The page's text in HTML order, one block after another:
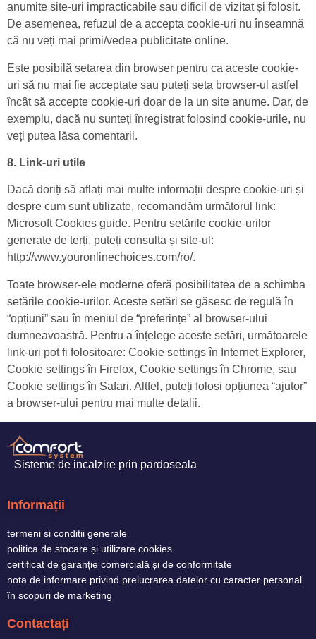
anumite site-uri impracticabile sau dificil de vizitat și folosit.
De asemenea, refuzul de a accepta cookie-uri nu înseamnă
că nu veți mai primi/vedea publicitate online.
Este posibilă setarea din browser pentru ca aceste cookie-
uri să nu mai fie acceptate sau puteți seta browser-ul astfel
încât să accepte cookie-uri doar de la un site anume. Dar, de
exemplu, dacă nu sunteți înregistrat folosind cookie-urile, nu
veți putea lăsa comentarii.
8. Link-uri utile
Dacă doriți să aflați mai multe informații despre cookie-uri și
despre cum sunt utilizate, recomandăm următorul link:
Microsoft Cookies guide. Pentru setările cookie-urilor
generate de terți, puteți consulta și site-ul:
http://www.youronlinechoices.com/ro/.
Toate browser-ele moderne oferă posibilitatea de a schimba
setările cookie-urilor. Aceste setări se găsesc de regulă în
“opțiuni” sau în meniul de “preferințe” al browser-ului
dumneavoastră. Pentru a înțelege aceste setări, următoarele
link-uri pot fi folositoare: Cookie settings în Internet Explorer,
Cookie settings în Firefox, Cookie settings în Chrome, sau
Cookie settings în Safari. Altfel, puteți folosi opțiunea “ajutor”
a browser-ului pentru mai multe detalii.
Sisteme de incalzire prin pardoseala
Informații
termeni si conditii generale
politica de stocare și utilizare cookies
certificat de garanție comercială și de conformitate
nota de informare privind prelucrarea datelor cu caracter personal
în scopuri de marketing
Contactați